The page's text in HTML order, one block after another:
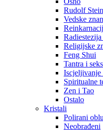
Rudolf
Vedske
Religijske
Feng Shui
Tantra i seks
Iscjeljivanje
Spiritualne
Zen i Tao
Ostalo
Kristali
Polirani
Neobrađeni